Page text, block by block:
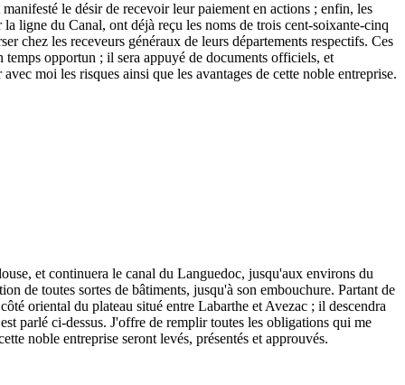
le désir de recevoir leur paiement en actions ; enfin, les
ligne du Canal, ont déjà reçu les noms de trois cent-soixante-cinq
chez les receveurs généraux de leurs départements respectifs. Ces
temps opportun ; il sera appuyé de documents officiels, et
moi les risques ainsi que les avantages de cette noble entreprise.
et continuera le canal du Languedoc, jusqu'aux environs du
de toutes sortes de bâtiments, jusqu'à son embouchure. Partant de
oriental du plateau situé entre Labarthe et Avezac ; il descendra
parlé ci-dessus. J'offre de remplir toutes les obligations qui me
noble entreprise seront levés, présentés et approuvés.